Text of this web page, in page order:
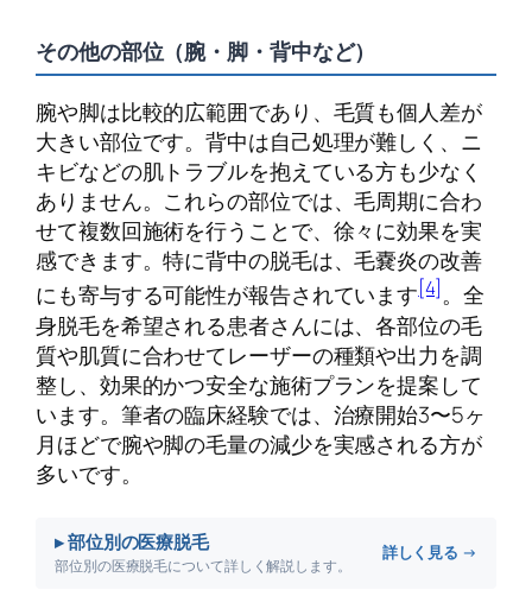
その他の部位（腕・脚・背中など）
腕や脚は比較的広範囲であり、毛質も個人差が
大きい部位です。背中は自己処理が難しく、ニ
キビなどの肌トラブルを抱えている方も少なく
ありません。これらの部位では、毛周期に合わ
せて複数回施術を行うことで、徐々に効果を実
感できます。特に背中の脱毛は、毛嚢炎の改善
にも寄与する可能性が報告されています[4]。全
身脱毛を希望される患者さんには、各部位の毛
質や肌質に合わせてレーザーの種類や出力を調
整し、効果的かつ安全な施術プランを提案して
います。筆者の臨床経験では、治療開始3〜5ヶ
月ほどで腕や脚の毛量の減少を実感される方が
多いです。
▸ 部位別の医療脱毛
部位別の医療脱毛について詳しく解説します。
詳しく見る →